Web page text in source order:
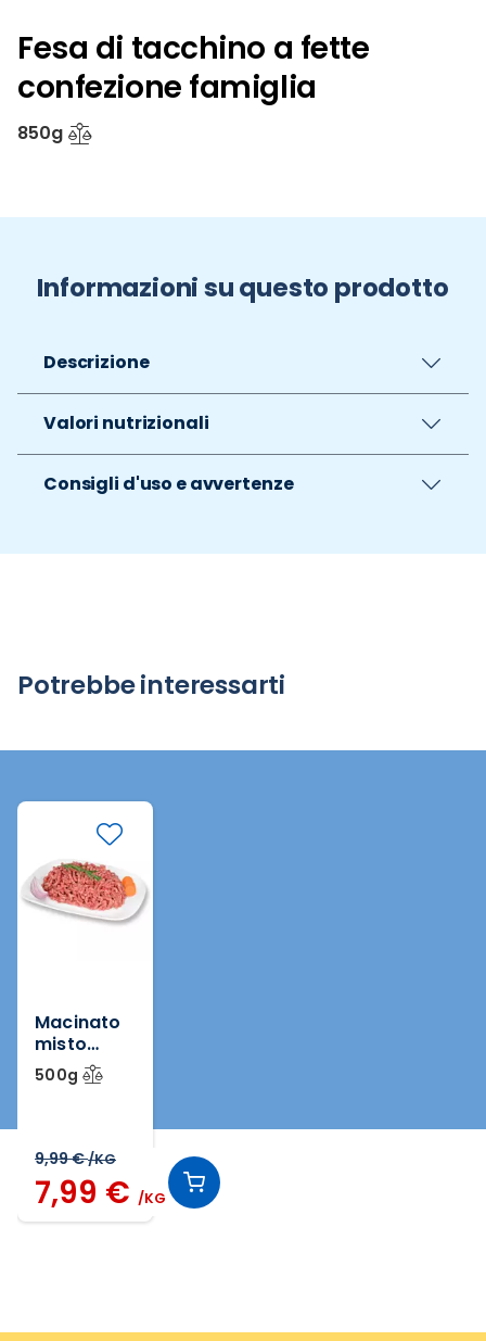
Fesa di tacchino a fette
confezione famiglia
850g
Informazioni su questo prodotto
Descrizione
Valori nutrizionali
Consigli d'uso e avvertenze
Potrebbe interessarti
Macinato
misto
bovino
adulto e
500g
9,99 €/KG
7,99 € /KG